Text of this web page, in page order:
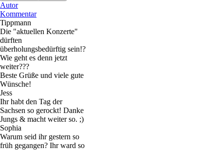
Autor
Kommentar
Tippmann
Die "aktuellen Konzerte"
dürften
überholungsbedürftig sein!?
Wie geht es denn jetzt
weiter???
Beste Grüße und viele gute
Wünsche!
Jess
Ihr habt den Tag der
Sachsen so gerockt! Danke
Jungs & macht weiter so. ;)
Sophia
Warum seid ihr gestern so
früh gegangen? Ihr ward so